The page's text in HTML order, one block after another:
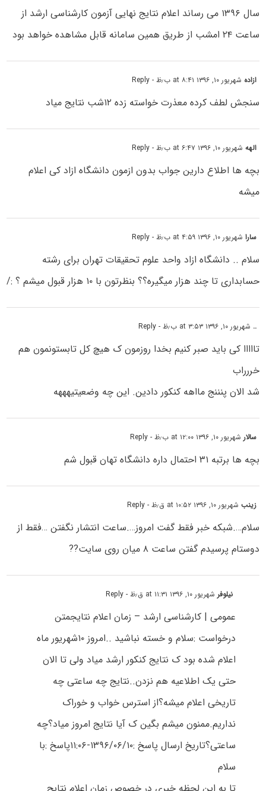
سال ۱۳۹۶ می رساند اعلام نتایج نهایی آزمون کارشناسی ارشد از
ساعت ۲۴ امشب از طریق همین سامانه قابل مشاهده خواهد بود
ازاده شهریور ۱۰, ۱۳۹۶ at ۸:۴۱ ب٫ظ - Reply
سنجش لطف کرده معذرت خواسته زده ۱۲شب نتایج میاد
الههشهریور ۱۰, ۱۳۹۶ at ۶:۴۷ ب٫ظ - Reply
بچه ها اطلاع دارین جواب بدون ازمون دانشگاه ازاد کی اعلام
میشه
ساراشهریور ۱۰, ۱۳۹۶ at ۴:۵۹ ب٫ظ - Reply
سلام .. دانشگاه ازاد واحد علوم تحقیقات تهران برای رشته
حسابداری تا چند هزار میگیره؟؟ بنظرتون با ۱۰ هزار قبول میشم ؟ :/
.. شهریور ۱۰, ۱۳۹۶ at ۳:۵۳ ب٫ظ - Reply
تااااا کی باید صبر کنیم بخدا روزمون ک هیچ کل تابستونمون هم
خررراب
شد الان پنننج مااهه کنکور دادین. این چه وضعیتیهههه
سالارشهریور ۱۰, ۱۳۹۶ at ۱۲:۰۰ ب٫ظ - Reply
بچه ها برتبه ۳۱ احتمال داره دانشگاه تهان قبول شم
زینبشهریور ۱۰, ۱۳۹۶ at ۱۰:۵۲ ق٫ظ - Reply
سلام….شبکه خبر فقط گفت امروز….ساعت انتشار نگفتن …فقط از
دوستام پرسیدم گفتن ساعت ۸ میان روی سایت??
نیلوفرشهریور ۱۰, ۱۳۹۶ at ۱۱:۳۱ ق٫ظ - Reply
عمومی | کارشناسی ارشد – زمان اعلام نتایجمتن
درخواست :سلام و خسته نباشید ..امروز ۱۰شهریور ماه
اعلام شده بود ک نتایج کنکور ارشد میاد ولی تا الان
حتی یک اطلاعیه هم نزدن..نتایج چه ساعتی چه
تاریخی اعلام میشه؟از استرس خواب و خوراک
نداریم.ممنون میشم بگین ک آیا نتایج امروز میاد؟چه
ساعتی؟تاریخ ارسال پاسخ :۱۳۹۶/۰۶/۱۰-۱۱:۰۶پاسخ :با
سلام